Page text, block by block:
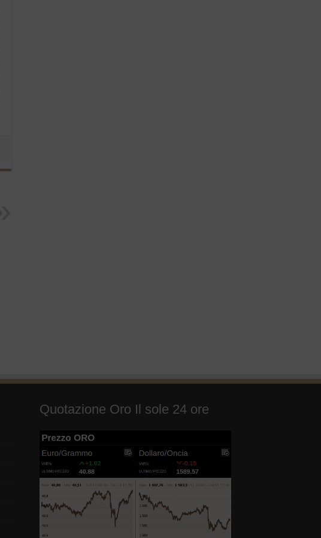
Quotazione Oro Il sole 24 ore